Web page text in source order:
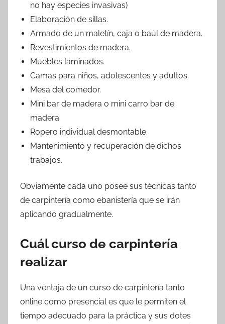
no hay especies invasivas)
Elaboración de sillas.
Armado de un maletín, caja o baúl de madera.
Revestimientos de madera.
Muebles laminados.
Camas para niños, adolescentes y adultos.
Mesa del comedor.
Mini bar de madera o mini carro bar de
madera.
Ropero individual desmontable.
Mantenimiento y recuperación de dichos
trabajos.
Obviamente cada uno posee sus técnicas tanto
de carpintería como ebanistería que se irán
aplicando gradualmente.
Cuál curso de carpintería
realizar
Una ventaja de un curso de carpintería tanto
online como presencial es que le permiten el
tiempo adecuado para la práctica y sus dotes